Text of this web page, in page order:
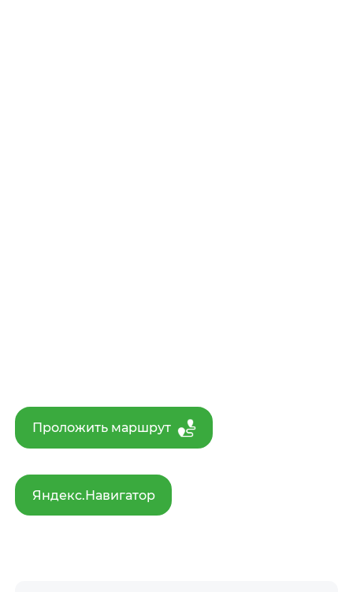
Проложить маршрут
Яндекс.Навигатор